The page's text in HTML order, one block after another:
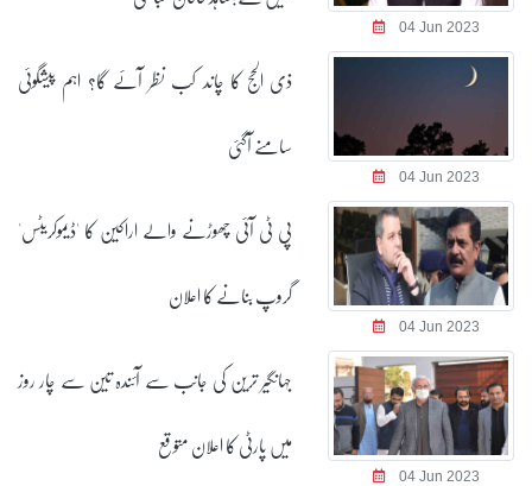
04 Jun 2023
04 Jun 2023
ذی الحج کا چاند کب نظر آئے گا؟ اہم پیشگوئی
سامنے آگئی
04 Jun 2023
پی ٹی آئی چھوڑنے والے اراکین کا 'ڈیموکریٹس'
گروپ بنانے کا اعلان
04 Jun 2023
جہانگیر ترین کی جانب سے آئندہ تین سے چار روز
میں پارٹی کا اعلان متوقع